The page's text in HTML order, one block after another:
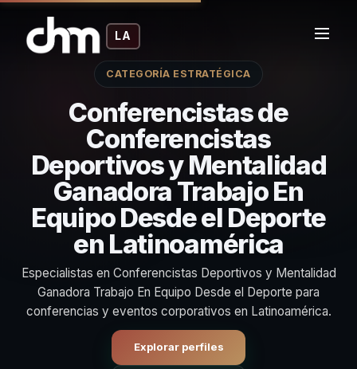
LA
CATEGORÍA ESTRATÉGICA
Conferencistas de
Conferencistas
Deportivos y Mentalidad
Ganadora Trabajo En
Equipo Desde el Deporte
en Latinoamérica
Especialistas en Conferencistas Deportivos y Mentalidad
Ganadora Trabajo En Equipo Desde el Deporte para
conferencias y eventos corporativos en Latinoamérica.
Explorar perfiles